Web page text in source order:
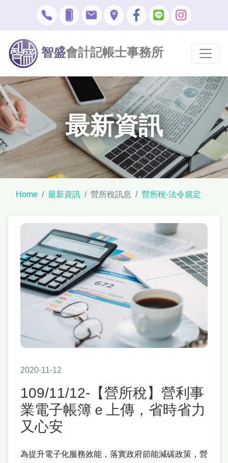
智盛會計記帳士事務所
最新資訊
Home 最新資訊 營所稅訊息 營所稅-法令規定
2020-11-12
109/11/12-【營所稅】營利事
業電子帳簿ｅ上傳，省時省力
又心安
為提升電子化服務效能，落實政府節能減碳政策，營